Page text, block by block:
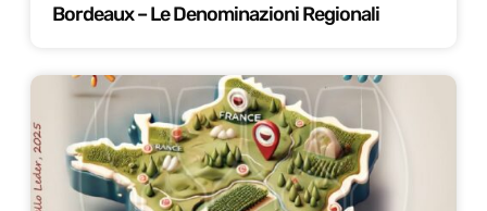
Bordeaux – Le Denominazioni Regionali